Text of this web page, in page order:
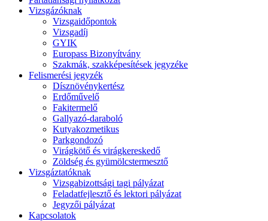
Vizsgázóknak
Vizsgaidőpontok
Vizsgadíj
GYIK
Europass Bizonyítvány
Szakmák, szakképesítések jegyzéke
Felismerési jegyzék
Dísznövénykertész
Erdőművelő
Fakitermelő
Gallyazó-daraboló
Kutyakozmetikus
Parkgondozó
Virágkötő és virágkereskedő
Zöldség és gyümölcstermesztő
Vizsgáztatóknak
Vizsgabizottsági tagi pályázat
Feladatfejlesztő és lektori pályázat
Jegyzői pályázat
Kapcsolatok